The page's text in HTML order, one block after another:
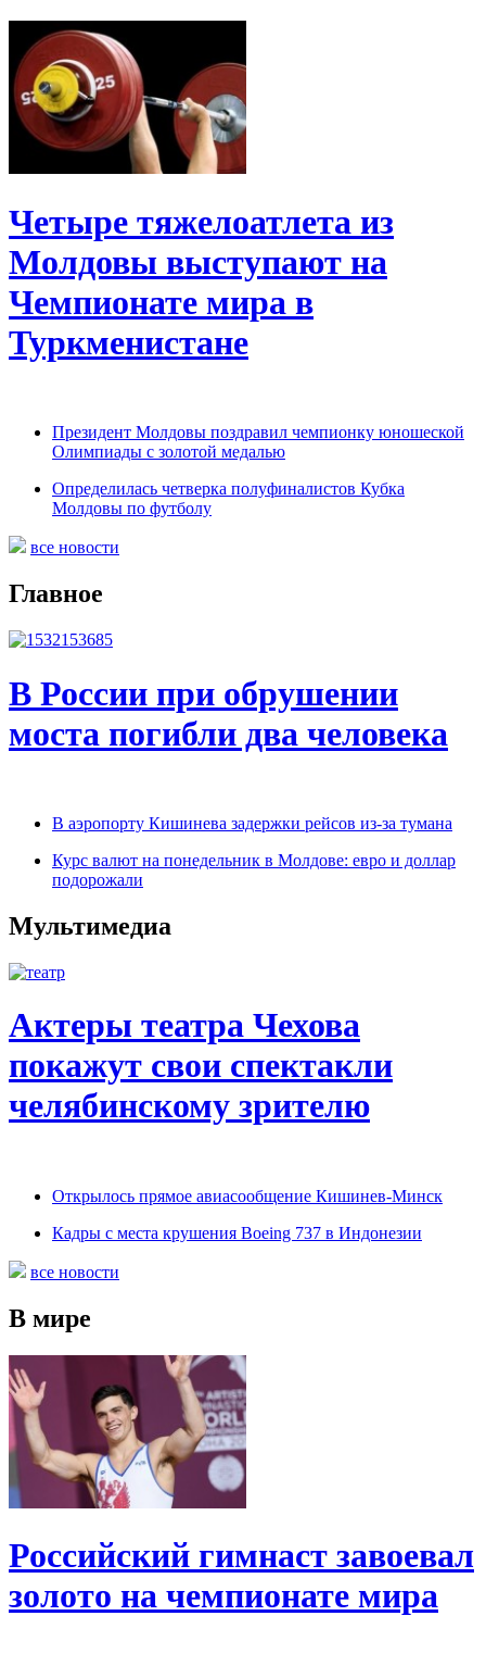
Четыре тяжелоатлета из
Молдовы выступают на
Чемпионате мира в
Туркменистане
Президент Молдовы поздравил чемпионку юношеской
Олимпиады с золотой медалью
Определилась четверка полуфиналистов Кубка
Молдовы по футболу
все новости
Главное
В России при обрушении
моста погибли два человека
В аэропорту Кишинева задержки рейсов из-за тумана
Курс валют на понедельник в Молдове: евро и доллар
подорожали
Мультимедиа
Актеры театра Чехова
покажут свои спектакли
челябинскому зрителю
Открылось прямое авиасообщение Кишинев-Минск
Кадры с места крушения Boeing 737 в Индонезии
все новости
В мире
Российский гимнаст завоевал
золото на чемпионате мира